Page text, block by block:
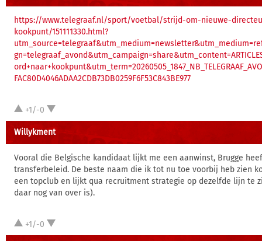
https://www.telegraaf.nl/sport/voetbal/strijd-om-nieuwe-
kookpunt/151111330.html?
FAC80D4046ADAA2CDB73DB0259F6F53C843BE977
+1/-0
Willykment
Vooral die Belgische kandidaat lijkt me een aanwinst, Brugge
transferbeleid. De beste naam die ik tot nu toe voorbij heb zien
een topclub en lijkt qua recruitment strategie op dezelfde lijn te
daar nog van over is).
+1/-0